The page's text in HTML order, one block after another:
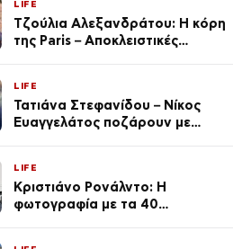
LIFE
Τζούλια Αλεξανδράτου: Η κόρη
της Paris – Αποκλειστικές
LIFE
Τατιάνα Στεφανίδου – Νίκος
Ευαγγελάτος ποζάρουν με
LIFE
Κριστιάνο Ρονάλντο: Η
φωτογραφία με τα 40